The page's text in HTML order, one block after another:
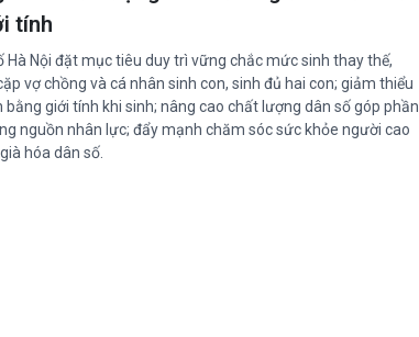
tính
Hà Nội đặt mục tiêu duy trì vững chắc mức sinh thay thế,
vợ chồng và cá nhân sinh con, sinh đủ hai con; giảm thiểu
giới tính khi sinh; nâng cao chất lượng dân số góp phần
nguồn nhân lực; đẩy mạnh chăm sóc sức khỏe người cao
hóa dân số.